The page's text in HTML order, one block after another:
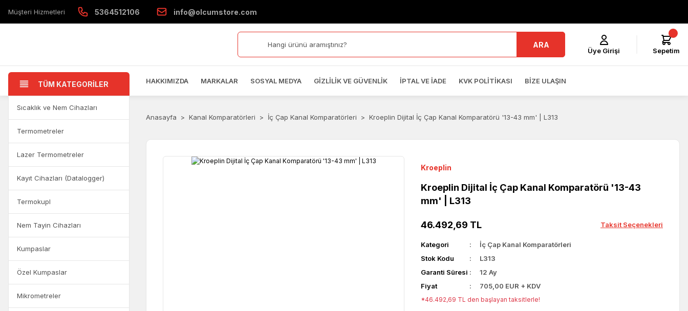
Müşteri Hizmetleri 5364512106 info@olcumstore.com
ARA
Üye Girişi Sepetim
TÜM KATEGORİLER HAKKIMIZDA MARKALAR SOSYAL MEDYA GIZLILIK VE GÜVENLIK İPTAL VE İADE KVK POLITIKASI BIZE ULAŞIN
Sıcaklık ve Nem Cihazları
Termometreler
Lazer Termometreler
Kayıt Cihazları (Datalogger)
Termokupl
Nem Tayin Cihazları
Kumpaslar
Özel Kumpaslar
Mikrometreler
Anasayfa Kanal Komparatörleri İç Çap Kanal Komparatörleri Kroeplin Dijital İç Çap Kanal Komparatörü '13-43 mm' | L313
Kroeplin
Kroeplin Dijital İç Çap Kanal Komparatörü '13-43
mm' | L313
46.492,69 TL Taksit Seçenekleri
Kategori
İç Çap Kanal Komparatörleri
Stok Kodu
L313
Garanti Süresi
12 Ay
Fiyat
705,00 EUR + KDV
*46.492,69 TL den başlayan taksitlerle!